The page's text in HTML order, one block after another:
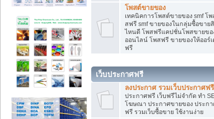
โพสต์ขายของ
เทคนิคการโพสต์ขายของ smf โ
สฟรี smf ขายของในกลุ่มซื้อขาย
ไหนดี โพสฟรีแคปชั่นโพสขายขอ
ออนไลน์ โพสฟรี ขายของให้ออร์
ฟรี
เว็บประกาศฟรี
ลงประกาศ รวมเว็บประกาศฟรี
ประกาศฟรี เว็บฟรีไม่จำกัด ทำ
โฆษณา ประกาศขายของ ประกา
ฟรี รวมเว็บซื้อขาย ใช้งานง่าย